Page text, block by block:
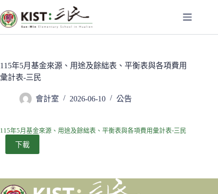
至
主
容
115年5月基金來源、用途及餘絀表、平衡表與各項費用
彙計表-三民
會計室 2026-06-10 公告
115年5月基金來源、用途及餘絀表、平衡表與各項費用彙計表-三民
下載